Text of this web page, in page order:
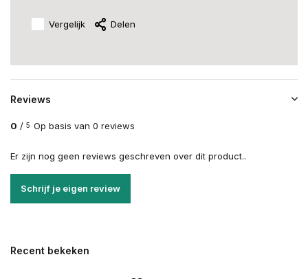
Vergelijk Delen
Reviews
0 / 5 Op basis van 0 reviews
Er zijn nog geen reviews geschreven over dit product..
Schrijf je eigen review
Recent bekeken